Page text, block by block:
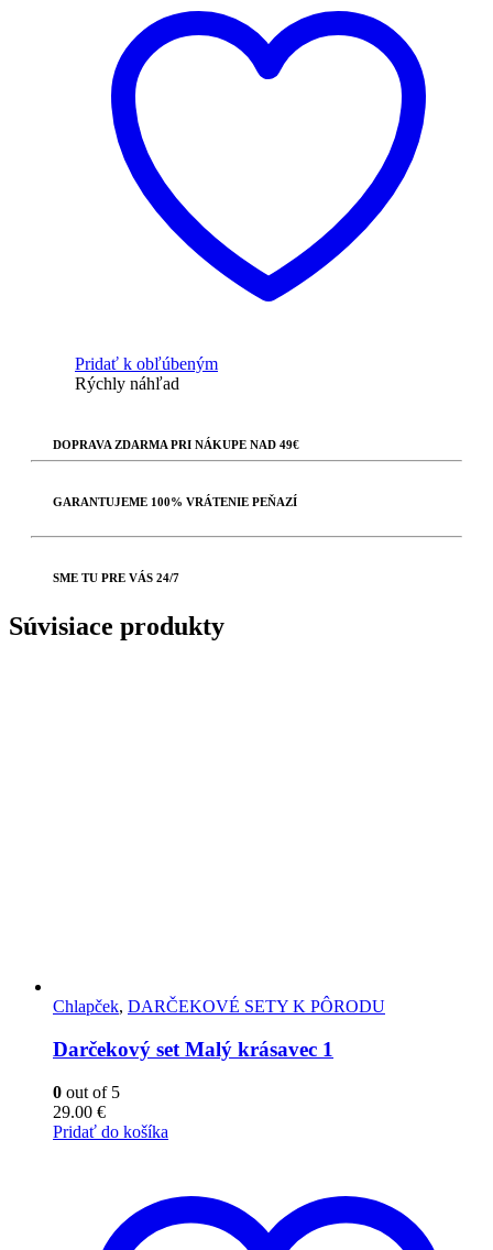
Pridať k obľúbeným
Rýchly náhľad
DOPRAVA ZDARMA PRI NÁKUPE NAD 49€
GARANTUJEME 100% VRÁTENIE PEŇAZÍ
SME TU PRE VÁS 24/7
Súvisiace produkty
Chlapček, DARČEKOVÉ SETY K PÔRODU
Darčekový set Malý krásavec 1
0 out of 5
29.00 €
Pridať do košíka